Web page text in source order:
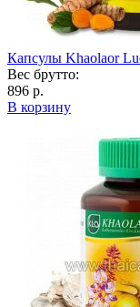
Капсулы Khaolaor
Вес брутто:
896 р.
В корзину